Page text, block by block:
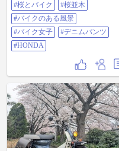
#HONDA
#桜とバイク
#桜並木
#バイクのある風景
#バイク女子
#デニムパンツ
#HONDA